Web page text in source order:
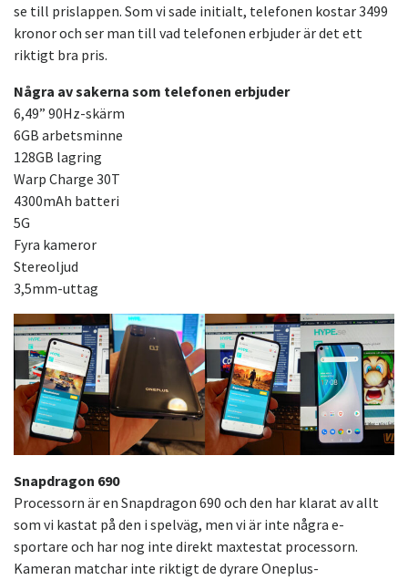
se till prislappen. Som vi sade initialt, telefonen kostar 3499
kronor och ser man till vad telefonen erbjuder är det ett
riktigt bra pris.
Några av sakerna som telefonen erbjuder
6,49” 90Hz-skärm
6GB arbetsminne
128GB lagring
Warp Charge 30T
4300mAh batteri
5G
Fyra kameror
Stereoljud
3,5mm-uttag
Snapdragon 690
Processorn är en Snapdragon 690 och den har klarat av allt
som vi kastat på den i spelväg, men vi är inte några e-
sportare och har nog inte direkt maxtestat processorn.
Kameran matchar inte riktigt de dyrare Oneplus-